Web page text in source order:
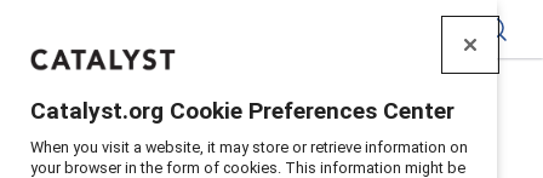
Accueil > Solutions> MARC
Catalyst.org Cookie Preferences Center
When you visit a website, it may store or retrieve information on
your browser in the form of cookies. This information might be